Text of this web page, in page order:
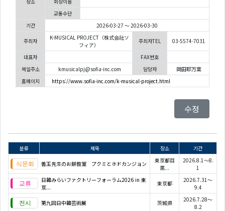
교통수단
기간
2026-03-27 ～ 2026-03-30
주최자
K-MUSICAL PROJECT（株式会社ソ
フィア）
주최자TEL 03-5574-7031
대표자
FAX번호
메일주소
kmusicalpj@sofia-inc.com 담당자
岡田耶万葉
홈페이지
https://www.sofia-inc.com/k-musical-project.html
수정
분류 제목 장소 기간
善玉先生のお餅教室 プクミとホドカンジョン
東京都目
黒...
2026.8.1～8.
1
日韓みらいファクトリーフォーラム2026 in 東
京...
東京都
2026.7.31～
9.4
第九回日中韓芸術展 茨城県
2026.7.28～
8.2